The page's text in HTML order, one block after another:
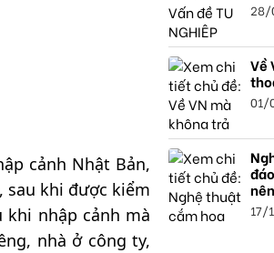
cảnh Nhật Bản,
sau khi được kiểm
khi nhập cảnh mà
nhà ở công ty,
28/
Về
01/
17/